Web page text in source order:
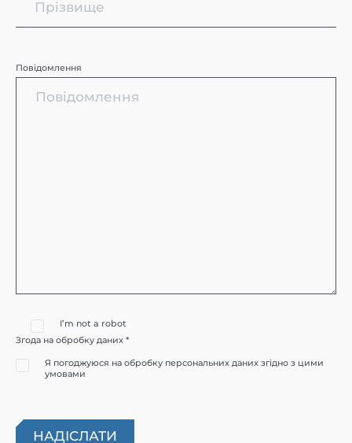
Повідомлення
I’m not a robot
Згода на обробку даних *
Я погоджуюся на обробку персональних даних згідно з цими
умовами